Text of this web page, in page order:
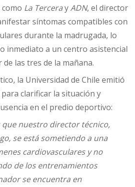
La TercerayADN, el director
síntomas compatibles con
durante la madrugada, lo
inmediato a un centro asistencial
las tres de la mañana.
la Universidad de Chile emitió
clarificar la situación y
en el predio deportivo:
que nuestro director técnico,
se está sometiendo a una
cardiovasculares y no
de los entrenamientos
se encuentra en